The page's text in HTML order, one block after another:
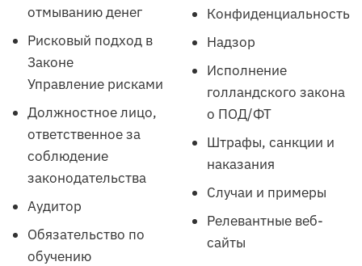
отмыванию денег
Рисковый подход в
Законе
Управление рисками
Должностное лицо,
ответственное за
соблюдение
законодательства
Аудитор
Обязательство по
обучению
Конфиденциальность
Надзор
Исполнение
голландского закона
о ПОД/ФТ
Штрафы, санкции и
наказания
Случаи и примеры
Релевантные веб-
сайты